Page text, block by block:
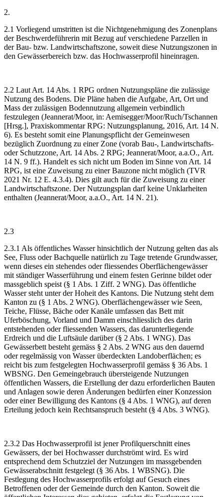
2.
2.1 Vorliegend umstritten ist die Nichtgenehmigung des Zonenplans
der Beschwerdeführerin mit Bezug auf verschiedene Parzellen in
der Bau- bzw. Landwirtschaftszone, soweit diese Nutzungszonen in
den Gewässerbereich bzw. das Hochwasserprofil hineinragen.
2.2 Laut Art. 14 Abs. 1 RPG ordnen Nutzungspläne die zulässige
Nutzung des Bodens. Die Pläne haben die Aufgabe, Art, Ort und
Mass der zulässigen Bodennutzung allgemein verbindlich
festzulegen (Jeannerat/Moor, in: Aemisegger/Moor/Ruch/Tschannen
[Hrsg.], Praxiskommentar RPG: Nutzungsplanung, 2016, Art. 14 N.
6). Es besteht somit eine Planungspflicht der Gemeinwesen
bezüglich Zuordnung zu einer Zone (vorab Bau-, Landwirtschafts-
oder Schutzzone, Art. 14 Abs. 2 RPG; Jeannerat/Moor, a.a.O., Art.
14 N. 9 ff.). Handelt es sich nicht um Boden im Sinne von Art. 14
RPG, ist eine Zuweisung zu einer Bauzone nicht möglich (TVR
2021 Nr. 12 E. 4.3.4). Dies gilt auch für die Zuweisung zu einer
Landwirtschaftszone. Der Nutzungsplan darf keine Unklarheiten
enthalten (Jeannerat/Moor, a.a.O., Art. 14 N. 21).
2.3
2.3.1 Als öffentliches Wasser hinsichtlich der Nutzung gelten das als
See, Fluss oder Bachquelle natürlich zu Tage tretende Grundwasser,
wenn dieses ein stehendes oder fliessendes Oberflächengewässer
mit ständiger Wasserführung und einem festen Gerinne bildet oder
massgeblich speist (§ 1 Abs. 1 Ziff. 2 WNG). Das öffentliche
Wasser steht unter der Hoheit des Kantons. Die Nutzung steht dem
Kanton zu (§ 1 Abs. 2 WNG). Oberflächengewässer wie Seen,
Teiche, Flüsse, Bäche oder Kanäle umfassen das Bett mit
Uferböschung, Vorland und Damm einschliesslich des darin
entstehenden oder fliessenden Wassers, das darunterliegende
Erdreich und die Luftsäule darüber (§ 2 Abs. 1 WNG). Das
Gewässerbett besteht gemäss § 2 Abs. 2 WNG aus den dauernd
oder regelmässig von Wasser überdeckten Landoberflächen; es
reicht bis zum festgelegten Hochwasserprofil gemäss § 36 Abs. 1
WBSNG. Den Gemeingebrauch übersteigende Nutzungen
öffentlichen Wassers, die Erstellung der dazu erforderlichen Bauten
und Anlagen sowie deren Änderungen bedürfen einer Konzession
oder einer Bewilligung des Kantons (§ 4 Abs. 1 WNG), auf deren
Erteilung jedoch kein Rechtsanspruch besteht (§ 4 Abs. 3 WNG).
2.3.2 Das Hochwasserprofil ist jener Profilquerschnitt eines
Gewässers, der bei Hochwasser durchströmt wird. Es wird
entsprechend dem Schutzziel der Nutzungen im massgebenden
Gewässerabschnitt festgelegt (§ 36 Abs. 1 WBSNG). Die
Festlegung des Hochwasserprofils erfolgt auf Gesuch eines
Betroffenen oder der Gemeinde durch den Kanton. Soweit die